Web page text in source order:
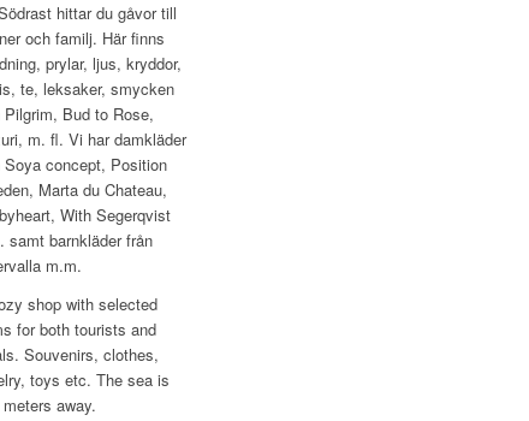
hittar du gåvor till
och familj. Här finns
prylar, ljus, kryddor,
te, leksaker, smycken
Pilgrim, Bud to Rose,
m. fl. Vi har damkläder
Soya concept, Position
Marta du Chateau,
With Segerqvist
samt barnkläder från
m.m.
shop with selected
for both tourists and
Souvenirs, clothes,
toys etc. The sea is
away.